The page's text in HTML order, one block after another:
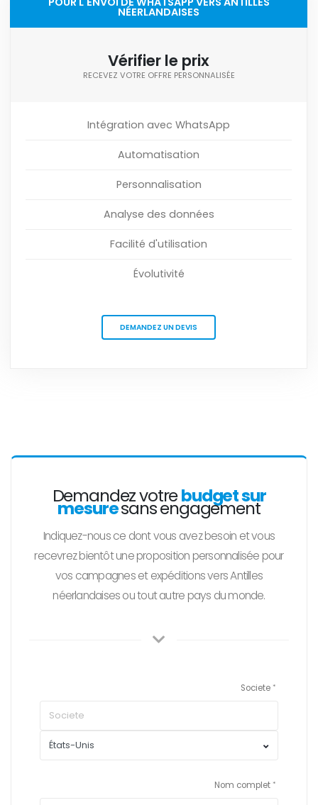
NÉERLANDAISES
Vérifier le prix
RECEVEZ VOTRE OFFRE PERSONNALISÉE
Intégration avec WhatsApp
Automatisation
Personnalisation
Analyse des données
Facilité d'utilisation
Évolutivité
DEMANDEZ UN DEVIS
Demandez votrebudget sur
mesuresans engagement
Indiquez-nous ce dont vous avez besoin et vous
recevrez bientôt une proposition personnalisée pour
vos campagnes et expéditions vers Antilles
néerlandaises ou tout autre pays du monde.
Societe
Nom complet